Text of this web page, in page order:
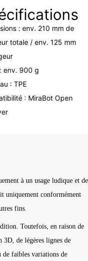
: env. 210 mm de
totale / env. 125 mm
env. 900 g
: TPE
: MiraBot Open
à un usage ludique et de
uniquement conformément
fins.
Toutefois, en raison de
3D, de légères lignes de
de faibles variations de